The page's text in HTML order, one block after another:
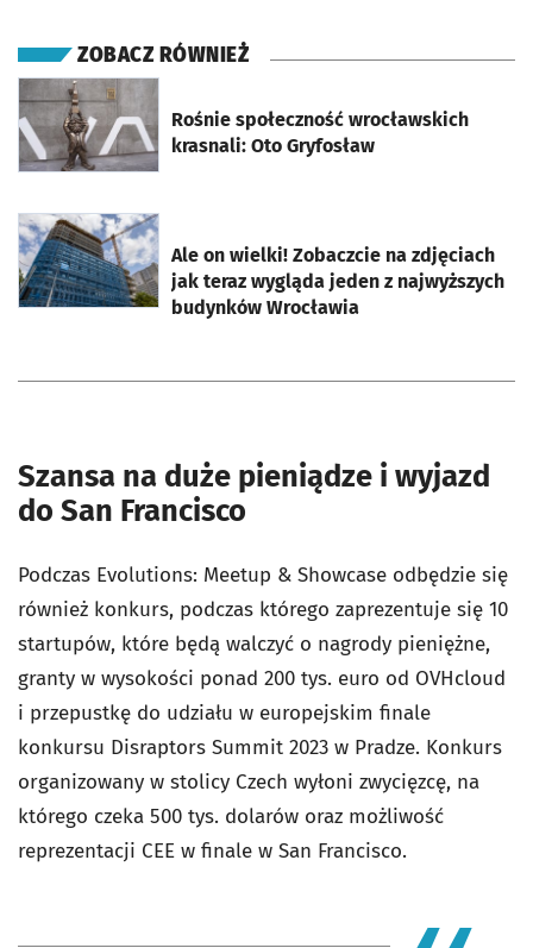
ZOBACZ RÓWNIEŻ
Rośnie społeczność wrocławskich
krasnali: Oto Gryfosław
otworzy się w nowej karcie
Ale on wielki! Zobaczcie na zdjęciach
jak teraz wygląda jeden z najwyższych
budynków Wrocławia
otworzy się w nowej karcie
Szansa na duże pieniądze i wyjazd
do San Francisco
Podczas Evolutions: Meetup & Showcase odbędzie się
również konkurs, podczas którego zaprezentuje się 10
startupów, które będą walczyć o nagrody pieniężne,
granty w wysokości ponad 200 tys. euro od OVHcloud
i przepustkę do udziału w europejskim finale
konkursu Disraptors Summit 2023 w Pradze. Konkurs
organizowany w stolicy Czech wyłoni zwycięzcę, na
którego czeka 500 tys. dolarów oraz możliwość
reprezentacji CEE w finale w San Francisco.